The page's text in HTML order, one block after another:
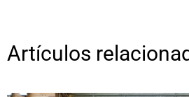
Artículos